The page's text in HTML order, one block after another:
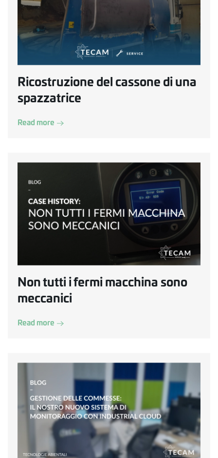
Ricostruzione del cassone di una
spazzatrice
Read more
Non tutti i fermi macchina sono
meccanici
Read more